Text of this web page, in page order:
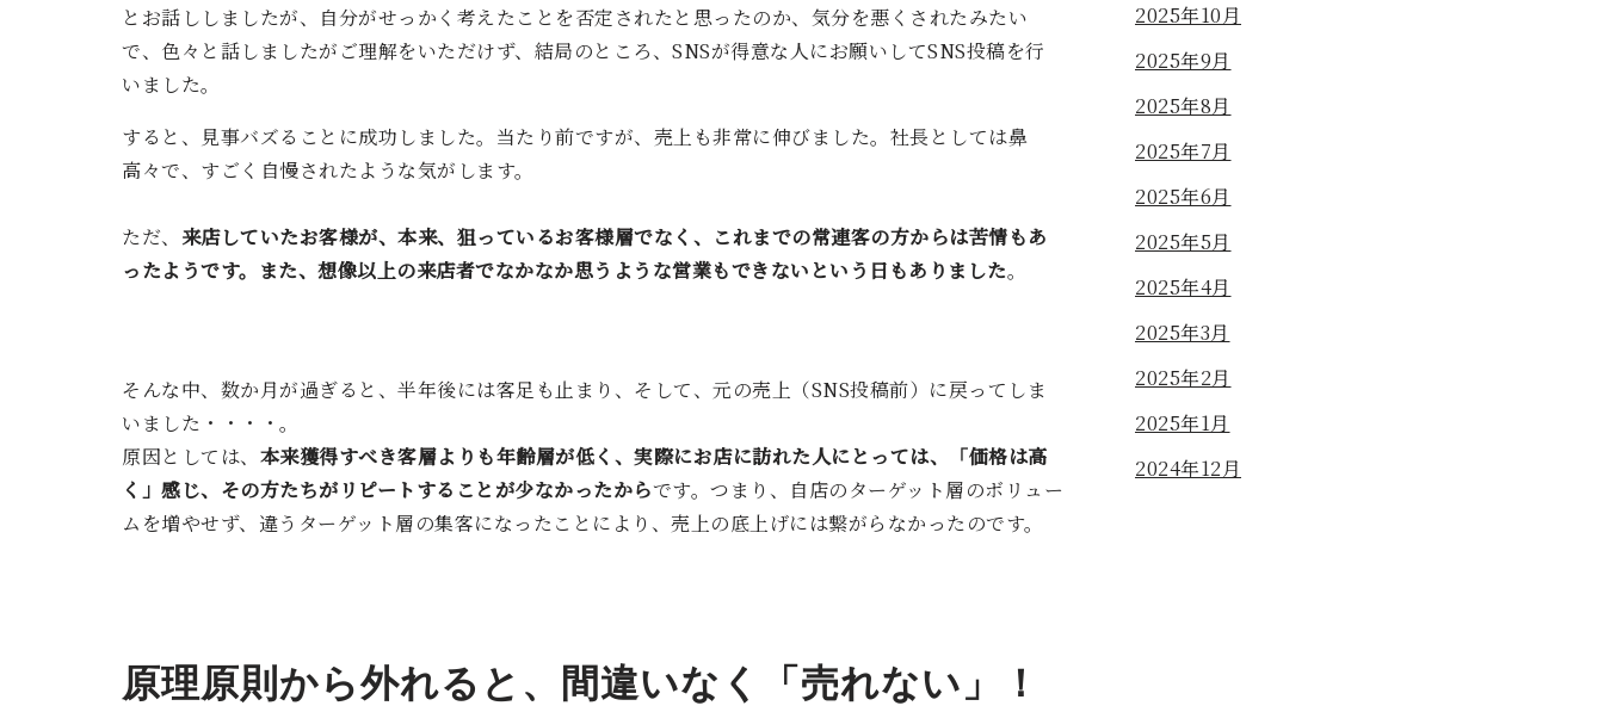
とお話ししましたが、自分がせっかく考えたことを否定されたと思ったのか、気分を悪くされたみたい
で、色々と話しましたがご理解をいただけず、結局のところ、SNSが得意な人にお願いしてSNS投稿を行
いました。
すると、見事バズることに成功しました。当たり前ですが、売上も非常に伸びました。社長としては鼻
高々で、すごく自慢されたような気がします。
ただ、 来店していたお客様が、本来、狙っているお客様層でなく、これまでの常連客の方からは苦情もあ
ったようです。また、想像以上の来店者でなかなか思うような営業もできないという日もありました。
そんな中、数か月が過ぎると、半年後には客足も止まり、そして、元の売上（SNS投稿前）に戻ってしま
いました・・・・。
原因としては、 本来獲得すべき客層よりも年齢層が低く、実際にお店に訪れた人にとっては、「価格は高
く」感じ、その方たちがリピートすることが少なかったからです。つまり、自店のターゲット層のボリュー
ムを増やせず、違うターゲット層の集客になったことにより、売上の底上げには繋がらなかったのです。
原理原則から外れると、間違いなく「売れない」！
2025年10月
2025年9月
2025年8月
2025年7月
2025年6月
2025年5月
2025年4月
2025年3月
2025年2月
2025年1月
2024年12月